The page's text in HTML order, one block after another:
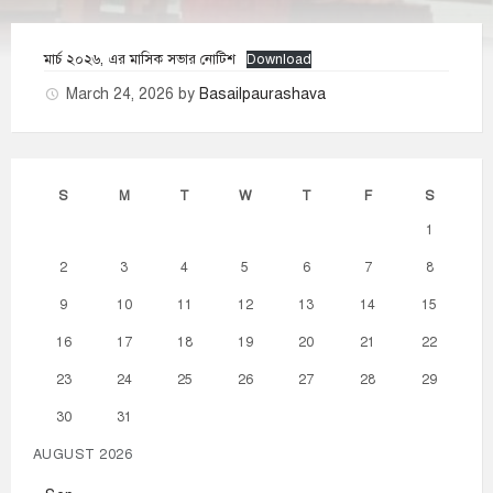
মার্চ ২০২৬, এর মাসিক সভার নোটিশ Download
March 24, 2026 by Basailpaurashava
AUGUST 2026
S M T W T F S
1
2 3 4 5 6 7 8
9 10 11 12 13 14 15
16 17 18 19 20 21 22
23 24 25 26 27 28 29
30 31